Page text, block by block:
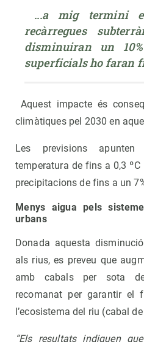
...a mig termini
recàrregues
disminuiran un
superficials ho faran
Aquest impacte és
climàtiques pel 2030 en
Les previsions
temperatura de fins a 0,3
precipitacions de fins a un
Menys aigua pels
urbans
Donada aquesta
als rius, es preveu que
amb cabals per sota
recomanat per garantir el
l’ecosistema del riu (cabal
“Els resultats indiquen